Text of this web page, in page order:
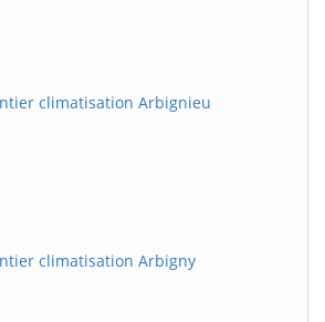
climatisation Arbignieu
climatisation Arbigny